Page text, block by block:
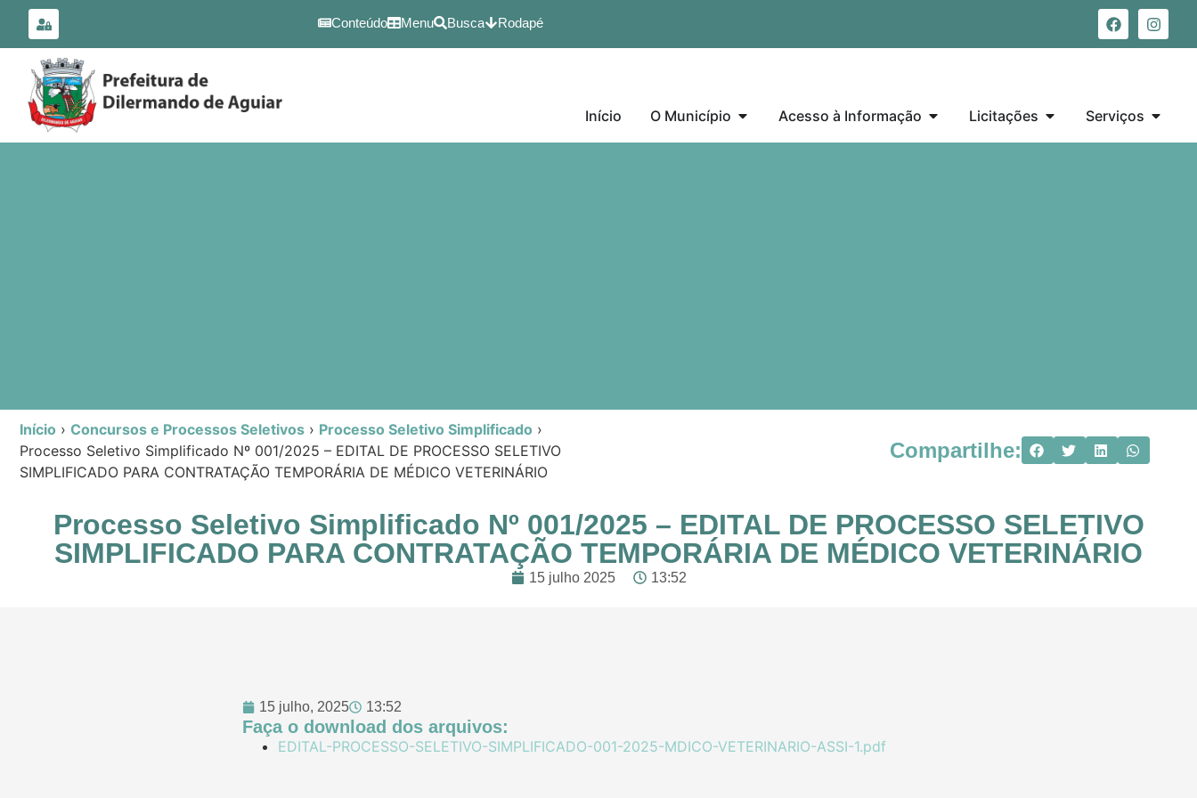
conteúdo
Conteúdo Menu Busca Rodapé
Início O Município Acesso à Informação Licitações Serviços
Início › Concursos e Processos Seletivos › Processo Seletivo Simplificado ›
Processo Seletivo Simplificado Nº 001/2025 – EDITAL DE PROCESSO SELETIVO
SIMPLIFICADO PARA CONTRATAÇÃO TEMPORÁRIA DE MÉDICO VETERINÁRIO
Compartilhe:
Processo Seletivo Simplificado Nº 001/2025 – EDITAL DE PROCESSO SELETIVO
SIMPLIFICADO PARA CONTRATAÇÃO TEMPORÁRIA DE MÉDICO VETERINÁRIO
15 julho 2025 13:52
15 julho, 2025 13:52
Faça o download dos arquivos:
EDITAL-PROCESSO-SELETIVO-SIMPLIFICADO-001-2025-MDICO-VETERINARIO-ASSI-1.pdf